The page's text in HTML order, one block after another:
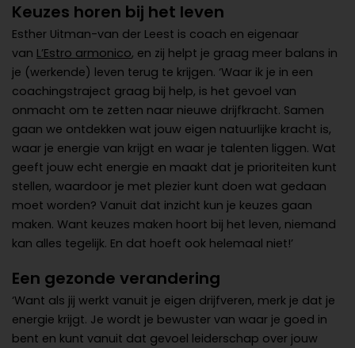
Keuzes horen bij het leven
Esther Uitman-van der Leest is coach en eigenaar
van L’Estro armonico, en zij helpt je graag meer balans in
je (werkende) leven terug te krijgen. ‘Waar ik je in een
coachingstraject graag bij help, is het gevoel van
onmacht om te zetten naar nieuwe drijfkracht. Samen
gaan we ontdekken wat jouw eigen natuurlijke kracht is,
waar je energie van krijgt en waar je talenten liggen. Wat
geeft jouw echt energie en maakt dat je prioriteiten kunt
stellen, waardoor je met plezier kunt doen wat gedaan
moet worden? Vanuit dat inzicht kun je keuzes gaan
maken. Want keuzes maken hoort bij het leven, niemand
kan alles tegelijk. En dat hoeft ook helemaal niet!’
Een gezonde verandering
‘Want als jij werkt vanuit je eigen drijfveren, merk je dat je
energie krijgt. Je wordt je bewuster van waar je goed in
bent en kunt vanuit dat gevoel leiderschap over jouw